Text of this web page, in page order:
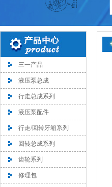
三一产品
液压泵总成
行走总成系列
液压泵配件
行走/回转牙箱系列
回转总成系列
齿轮系列
修理包